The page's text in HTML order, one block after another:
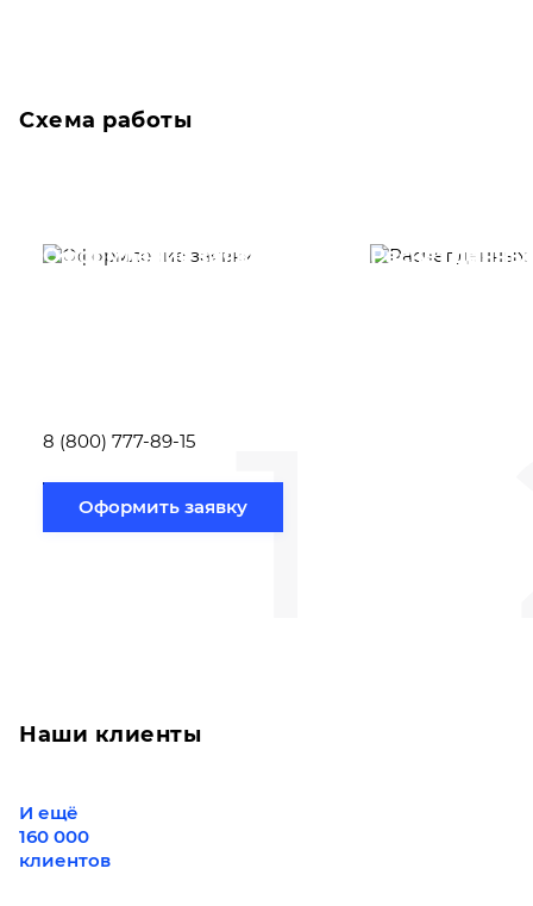
Схема работы
1
Оформление заявки
8 (800) 777-89-15
Оформить заявку
Расчет
Наши клиенты
И ещё
160 000
клиентов